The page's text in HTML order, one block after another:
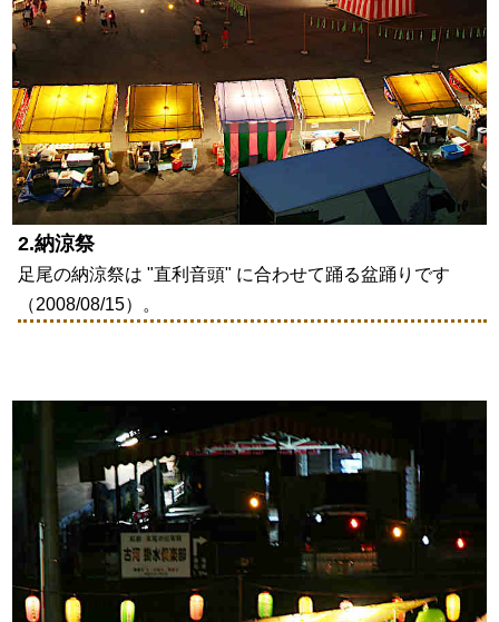
2.納涼祭
足尾の納涼祭は "直利音頭" に合わせて踊る盆踊りです
（2008/08/15）。